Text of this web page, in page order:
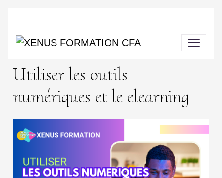
Utiliser les outils
numériques et le elearning